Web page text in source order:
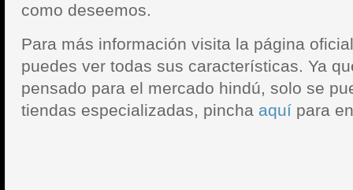
como deseemos.
Para más información visita la página
puedes ver todas sus características. Ya
pensado para el mercado hindú, solo se
tiendas especializadas, pincha aquí para